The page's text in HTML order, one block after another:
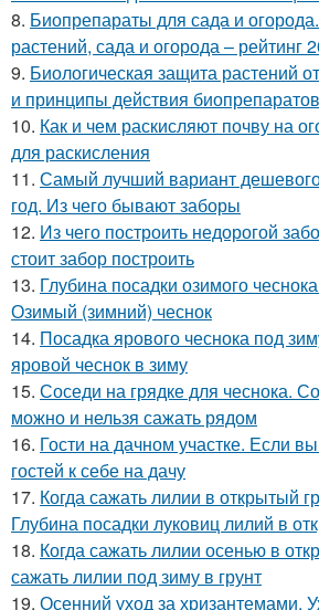
8. Биопрепараты для сада и
растений, сада и огорода – рейтинг
9. Биологическая защита растений
и принципы действия биопрепаратов
10. Как и чем раскисляют почву на
для раскисления
11. Самый лучший вариант
год. Из чего бывают заборы
12. Из чего построить недорогой
стоит забор построить
13. Глубина посадки озимого
Озимый (зимний) чеснок
14. Посадка ярового чеснока под
яровой чеснок в зиму
15. Соседи на грядке для чеснока.
можно и нельзя сажать рядом
16. Гости на дачном участке. Если
гостей к себе на дачу
17. Когда сажать лилии в открытый
Глубина посадки луковиц лилий в
18. Когда сажать лилии осенью в
сажать лилии под зиму в грунт
19. Осенний уход за хризантемами.